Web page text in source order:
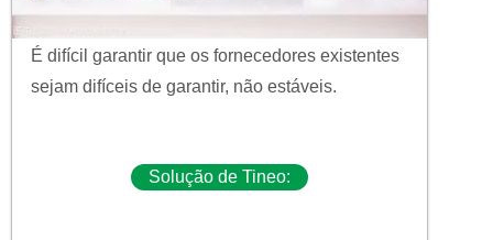
É difícil garantir que os fornecedores existentes
sejam difíceis de garantir, não estáveis.
Solução de Tineo: